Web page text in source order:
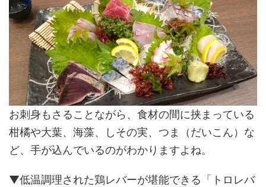
お刺身もさることながら、食材の間に挟まっている
柑橘や大葉、海藻、しその実、つま（だいこん）な
ど、手が込んでいるのがわかりますよね。
▼低温調理された鶏レバーが堪能できる「トロレバ